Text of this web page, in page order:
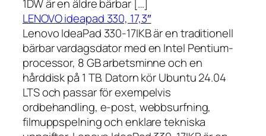
1DW är en äldre bärbar […]
LENOVO ideapad 330, 17,3″
Lenovo IdeaPad 330-17IKB är en traditionell
bärbar vardagsdator med en Intel Pentium-
processor, 8 GB arbetsminne och en
hårddisk på 1 TB. Datorn kör Ubuntu 24.04
LTS och passar för exempelvis
ordbehandling, e-post, webbsurfning,
filmuppspelning och enklare tekniska